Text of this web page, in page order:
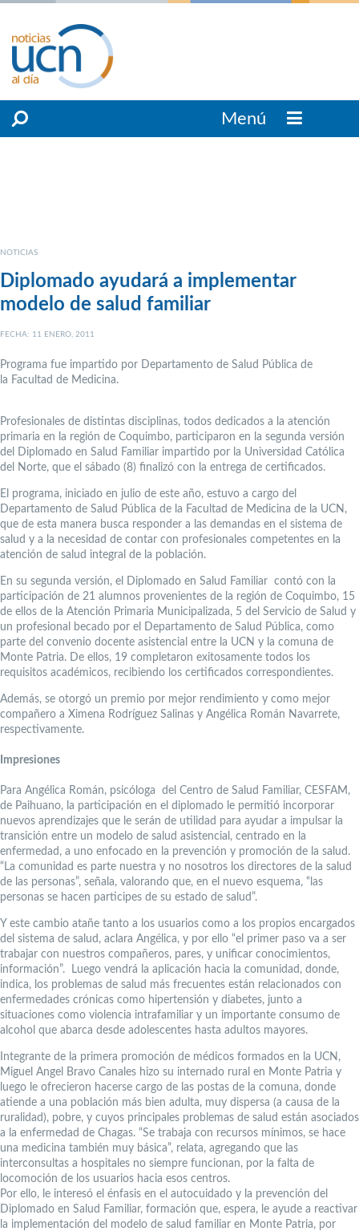
Menú
NOTICIAS
Diplomado ayudará a implementar
modelo de salud familiar
FECHA: 11 ENERO, 2011
Programa fue impartido por Departamento de Salud Pública de
la Facultad de Medicina.
Profesionales de distintas disciplinas, todos dedicados a la atención
primaria en la región de Coquimbo, participaron en la segunda versión
del Diplomado en Salud Familiar impartido por la Universidad Católica
del Norte, que el sábado (8) finalizó con la entrega de certificados.
El programa, iniciado en julio de este año, estuvo a cargo del
Departamento de Salud Pública de la Facultad de Medicina de la UCN,
que de esta manera busca responder a las demandas en el sistema de
salud y a la necesidad de contar con profesionales competentes en la
atención de salud integral de la población.
En su segunda versión, el Diplomado en Salud Familiar contó con la
participación de 21 alumnos provenientes de la región de Coquimbo, 15
de ellos de la Atención Primaria Municipalizada, 5 del Servicio de Salud y
un profesional becado por el Departamento de Salud Pública, como
parte del convenio docente asistencial entre la UCN y la comuna de
Monte Patria. De ellos, 19 completaron exitosamente todos los
requisitos académicos, recibiendo los certificados correspondientes.
Además, se otorgó un premio por mejor rendimiento y como mejor
compañero a Ximena Rodríguez Salinas y Angélica Román Navarrete,
respectivamente.
Impresiones
Para Angélica Román, psicóloga del Centro de Salud Familiar, CESFAM,
de Paihuano, la participación en el diplomado le permitió incorporar
nuevos aprendizajes que le serán de utilidad para ayudar a impulsar la
transición entre un modelo de salud asistencial, centrado en la
enfermedad, a uno enfocado en la prevención y promoción de la salud.
“La comunidad es parte nuestra y no nosotros los directores de la salud
de las personas”, señala, valorando que, en el nuevo esquema, “las
personas se hacen participes de su estado de salud”.
Y este cambio atañe tanto a los usuarios como a los propios encargados
del sistema de salud, aclara Angélica, y por ello “el primer paso va a ser
trabajar con nuestros compañeros, pares, y unificar conocimientos,
información”. Luego vendrá la aplicación hacia la comunidad, donde,
indica, los problemas de salud más frecuentes están relacionados con
enfermedades crónicas como hipertensión y diabetes, junto a
situaciones como violencia intrafamiliar y un importante consumo de
alcohol que abarca desde adolescentes hasta adultos mayores.
Integrante de la primera promoción de médicos formados en la UCN,
Miguel Angel Bravo Canales hizo su internado rural en Monte Patria y
luego le ofrecieron hacerse cargo de las postas de la comuna, donde
atiende a una población más bien adulta, muy dispersa (a causa de la
ruralidad), pobre, y cuyos principales problemas de salud están asociados
a la enfermedad de Chagas. “Se trabaja con recursos mínimos, se hace
una medicina también muy básica”, relata, agregando que las
interconsultas a hospitales no siempre funcionan, por la falta de
locomoción de los usuarios hacia esos centros.
Por ello, le interesó el énfasis en el autocuidado y la prevención del
Diplomado en Salud Familiar, formación que, espera, le ayude a reactivar
la implementación del modelo de salud familiar en Monte Patria, por